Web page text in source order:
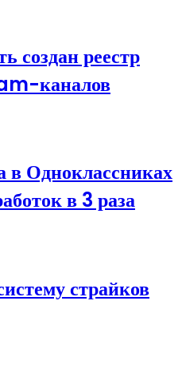
создан реестр
каналов
в Одноклассниках
в 3 раза
страйков